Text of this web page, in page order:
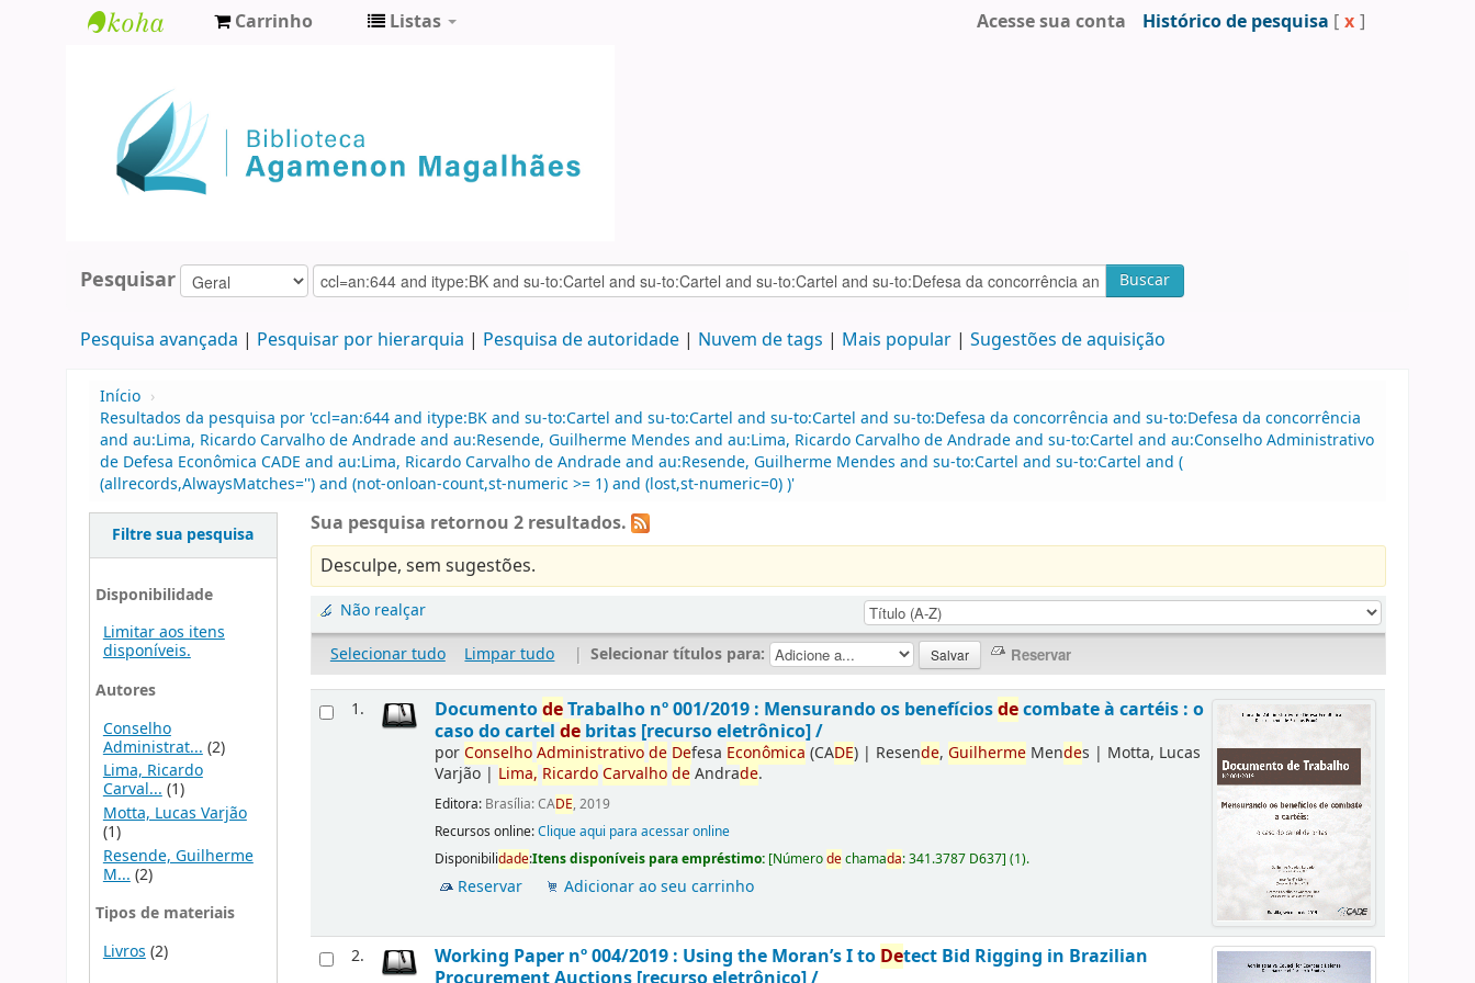
Agamenon
Magalhães
Carrinho Listas Acesse sua conta Histórico de pesquisa [ x ]
Pesquisar Buscar
Pesquisa avançada Pesquisar por hierarquia Pesquisa de autoridade Nuvem de tags Mais popular Sugestões de aquisição
Início ›
Resultados da pesquisa por 'ccl=an:644 and itype:BK and su-to:Cartel and su-to:Cartel and su-to:Cartel and su-to:Defesa da concorrência and su-to:Defesa da concorrência
and au:Lima, Ricardo Carvalho de Andrade and au:Resende, Guilherme Mendes and au:Lima, Ricardo Carvalho de Andrade and su-to:Cartel and au:Conselho Administrativo
de Defesa Econômica CADE and au:Lima, Ricardo Carvalho de Andrade and au:Resende, Guilherme Mendes and su-to:Cartel and su-to:Cartel and (
(allrecords,AlwaysMatches='') and (not-onloan-count,st-numeric >= 1) and (lost,st-numeric=0) )'
Filtre sua pesquisa
Disponibilidade
Limitar aos itens
disponíveis.
Autores
Conselho
Administrat... (2)
Lima, Ricardo
Carval...(1)
Motta, Lucas Varjão
(1)
Resende, Guilherme
M... (2)
Tipos de materiais
Livros (2)
Sua pesquisa retornou 2 resultados.
Desculpe, sem sugestões.
Não realçar
Selecionar tudo
Limpar tudo | Selecionar títulos para:
1. DocumentodeTrabalho nº 001/2019 : Mensurando os benefíciosdecombate à cartéis : o
caso do cartelde britas [recurso eletrônico] /
porConselhoAdministrativode Defesa Econômica (CADE) | Resende,Guilherme Mendes | Motta, Lucas
Varjão | Lima, RicardoCarvalhodeAndrade.
Editora: Brasília: CADE, 2019
Recursos online:Clique aqui para acessar online
Disponibilidade:Itens disponíveis para empréstimo: [Númerodechamada:341.3787 D637](1).
Reservar Adicionar ao seu carrinho
2. Working Paper nº 004/2019 : Using the Moran’s I to Detect Bid Rigging in Brazilian